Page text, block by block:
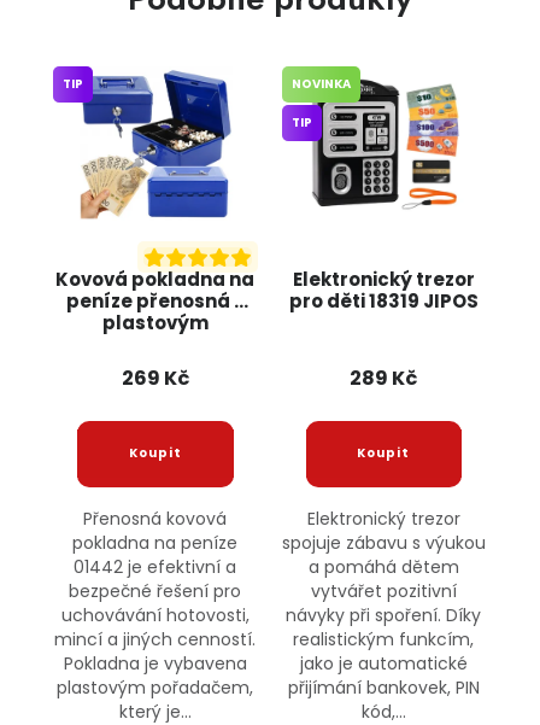
Kovová pokladna na
peníze přenosná s
plastovým
JIPOS
TIP
269 Kč
Přenosná kovová
pokladna na peníze
01442 je efektivní a
bezpečné řešení pro
uchovávání hotovosti,
mincí a jiných cenností.
Pokladna je vybavena
plastovým pořadačem,
který je...
Elektronický trezor
pro děti 18319 JIPOS
NOVINKA
TIP
289 Kč
Elektronický trezor
spojuje zábavu s výukou
a pomáhá dětem
vytvářet pozitivní
návyky při spoření. Díky
realistickým funkcím,
jako je automatické
přijímání bankovek, PIN
kód,...